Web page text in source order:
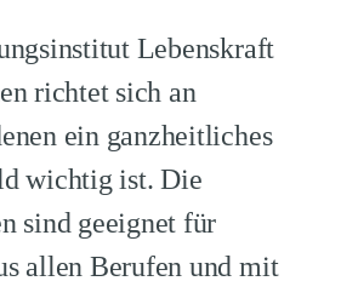
Lebenskraft
richtet sich an
ein ganzheitliches
wichtig ist. Die
sind geeignet für
allen Berufen und mit